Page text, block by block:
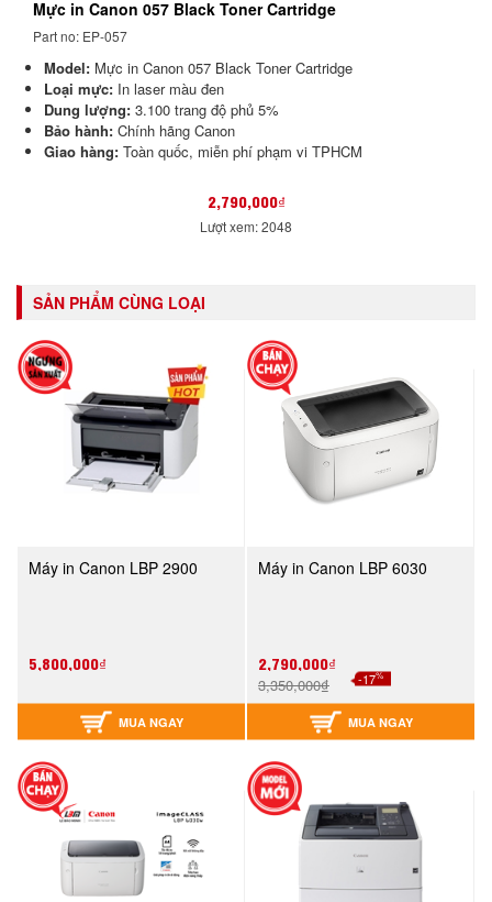
Mực in Canon 057 Black Toner Cartridge
Part no: EP-057
Model: Mực in Canon 057 Black Toner Cartridge
Loại mực: In laser màu đen
Dung lượng: 3.100 trang độ phủ 5%
Bảo hành: Chính hãng Canon
Giao hàng: Toàn quốc, miễn phí phạm vi TPHCM
2,790,000₫
Lượt xem: 2048
SẢN PHẨM CÙNG LOẠI
Máy in Canon LBP 2900
5,800,000₫
MUA NGAY
Máy in Canon LBP 6030
2,790,000₫
3,350,000₫ -17%
MUA NGAY